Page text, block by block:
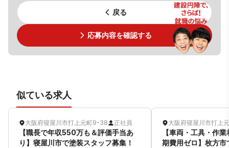
戻る
応募内容を確認する
似ている求人
大阪府寝屋川市打上元町9-38 正社員
【職長で年収550万も＆評価手当あ
り】寝屋川市で塗装スタッフ募集！
大阪府寝屋川市打上
【車両・工具・作
期費用ゼロ】枚方